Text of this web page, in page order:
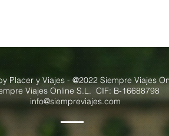
Placer y Viajes - @2022 Siempre Viajes
Viajes Online S.L. CIF: B-16688798
info@siempreviajes.com